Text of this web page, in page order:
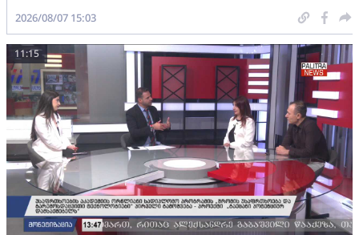
2026/08/07 15:03
11:15